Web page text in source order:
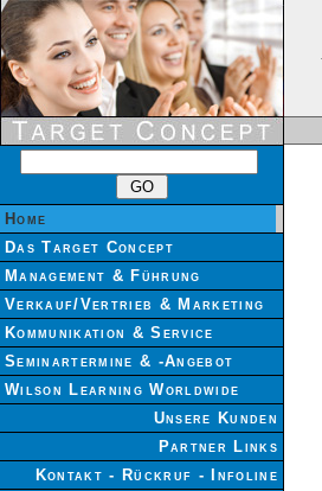
Home
Das Target Concept
Management & Führung
Verkauf/Vertrieb & Marketing
Kommunikation & Service
Seminartermine & -Angebot
Wilson Learning Worldwide
Unsere Kunden
Partner Links
Kontakt - Rückruf - Infoline